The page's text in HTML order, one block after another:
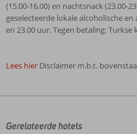
(15.00-16.00) en nachtsnack (23.00-
geselecteerde lokale alcoholische
en 23.00 uur. Tegen betaling:
Lees hier Disclaimer m.b.t.
door
Gerelateerde hotels